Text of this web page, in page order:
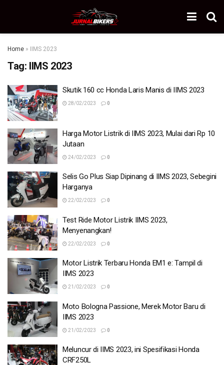
Home » IIMS 2023
Tag: IIMS 2023
Skutik 160 cc Honda Laris Manis di IIMS 2023
28/02/2023 0
Harga Motor Listrik di IIMS 2023, Mulai dari Rp 10
Jutaan
24/02/2023 0
Selis Go Plus Siap Dipinang di IIMS 2023, Sebegini
Harganya
22/02/2023 0
Test Ride Motor Listrik IIMS 2023,
Menyenangkan!
22/02/2023 0
Motor Listrik Terbaru Honda EM1 e: Tampil di
IIMS 2023
21/02/2023 0
Moto Bologna Passione, Merek Motor Baru di
IIMS 2023
21/02/2023 0
Meluncur di IIMS 2023, ini Spesifikasi Honda
CRF250L